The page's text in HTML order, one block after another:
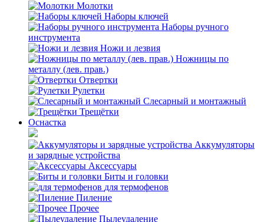
Молотки
Наборы ключей
Наборы ручного
инструмента
Ножи и лезвия
Ножницы по
металлу (лев. прав.)
Отвертки
Рулетки
Слесарный и монтажный
Трещётки
Оснастка
Аккумуляторы
и зарядные устройства
Аксессуары
Биты и головки
для термофенов
Пиление
Прочее
Пылеудаление